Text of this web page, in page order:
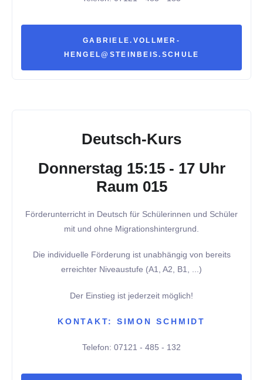
GABRIELE.VOLLMER-
HENGEL@STEINBEIS.SCHULE
Deutsch-Kurs
Donnerstag 15:15 - 17 Uhr
Raum 015
Förderunterricht in Deutsch für Schülerinnen und Schüler
mit und ohne Migrationshintergrund.
Die individuelle Förderung ist unabhängig von bereits
erreichter Niveaustufe (A1, A2, B1, ...)
Der Einstieg ist jederzeit möglich!
KONTAKT: SIMON SCHMIDT
Telefon: 07121 - 485 - 132